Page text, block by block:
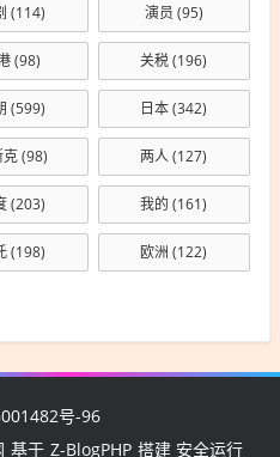
(114) 演员 (95)
(98) 关税(196)
(599) 日本(342)
克(98) 两人(127)
(203) 我的 (161)
(198) 欧洲 (122)
号-96
基于 Z-BlogPHP 搭建 安全运行